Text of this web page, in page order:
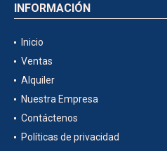
INFORMACIÓN
Inicio
Ventas
Alquiler
Nuestra Empresa
Contáctenos
Políticas de privacidad